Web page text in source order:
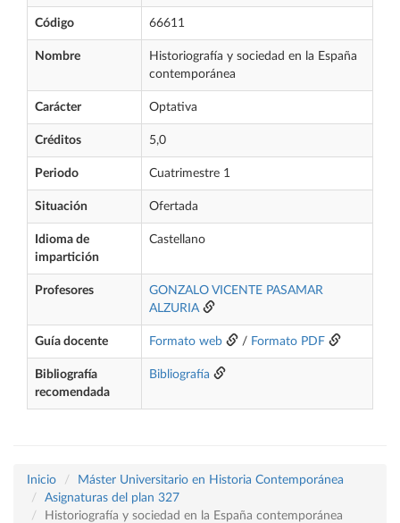
Código 66611
Nombre
Historiografía y sociedad en la España
contemporánea
Carácter Optativa
Créditos 5,0
Periodo Cuatrimestre 1
Situación Ofertada
Idioma de
impartición
Castellano
Profesores
GONZALO VICENTE PASAMAR
ALZURIA
Guía docente Formato web / Formato PDF
Bibliografía
recomendada
Bibliografía
Inicio
Máster Universitario en Historia Contemporánea
Asignaturas del plan 327
Historiografía y sociedad en la España contemporánea